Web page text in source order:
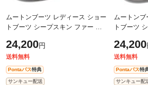
ムートンブーツ レディース ショー
トブーツ シープスキン ファー ボ
ランド エミュー EMU W10937 ブ
ラ
24,200円
送料無料
Pontaパス特典
サンキュー配送
ムートンブ
トブーツ
ランド エ
ャ
24,200
送料無料
Pontaパス特
サンキュー配